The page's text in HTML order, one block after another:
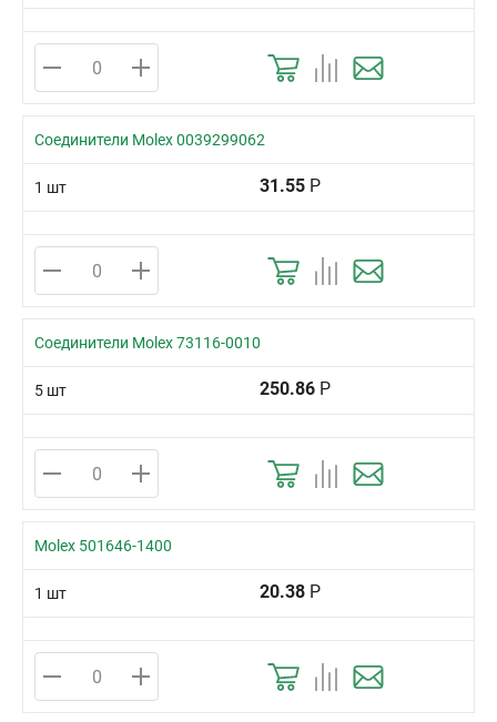
Соединители Molex 0039299062
1 шт 31.55 Р
Соединители Molex 73116-0010
5 шт 250.86 Р
Molex 501646-1400
1 шт 20.38 Р